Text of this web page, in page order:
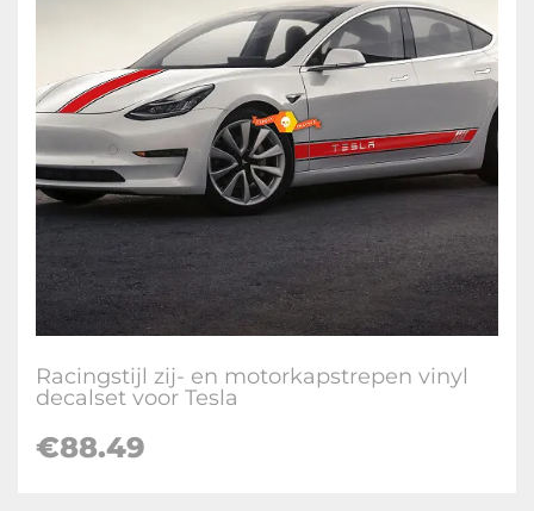
Racingstijl zij- en motorkapstrepen vinyl
decalset voor Tesla
€88.49